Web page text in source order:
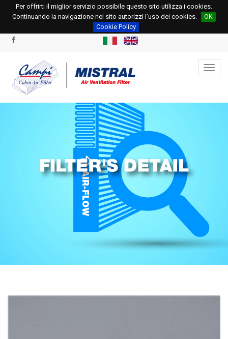
Per offrirti il miglior servizio possibile questo sito utilizza i cookies.
Continuando la navigazione nel sito autorizzi l’uso dei cookies.
OK
Cookie Policy
+39 0331.534695
+39 0331.534678
ordini@campi.eu